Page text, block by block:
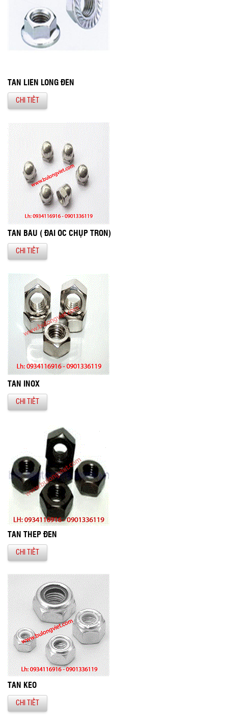
TÁN LIỀN LONG ĐỀN
CHI TIẾT
TÁN BẦU ( ĐAI ỐC CHỤP TRÒN)
CHI TIẾT
TÁN INOX
CHI TIẾT
TÁN THÉP ĐEN
CHI TIẾT
TÁN KEO
CHI TIẾT